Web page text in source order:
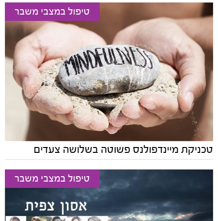
טיפול במצבי משבר
טכניקת מיינדפולנס פשוטה בשלושה צעדים
טיפול במצבי משבר